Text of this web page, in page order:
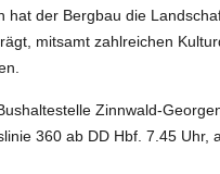
hat der Bergbau die
mitsamt zahlreichen
Zinnwald-
360 ab DD Hbf. 7.45 Uhr,